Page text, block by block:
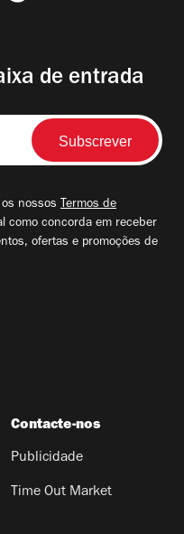
de entrada
nossos Termos de
como concorda em receber
ofertas e promoções de
Contacte-nos
Publicidade
Time Out Market